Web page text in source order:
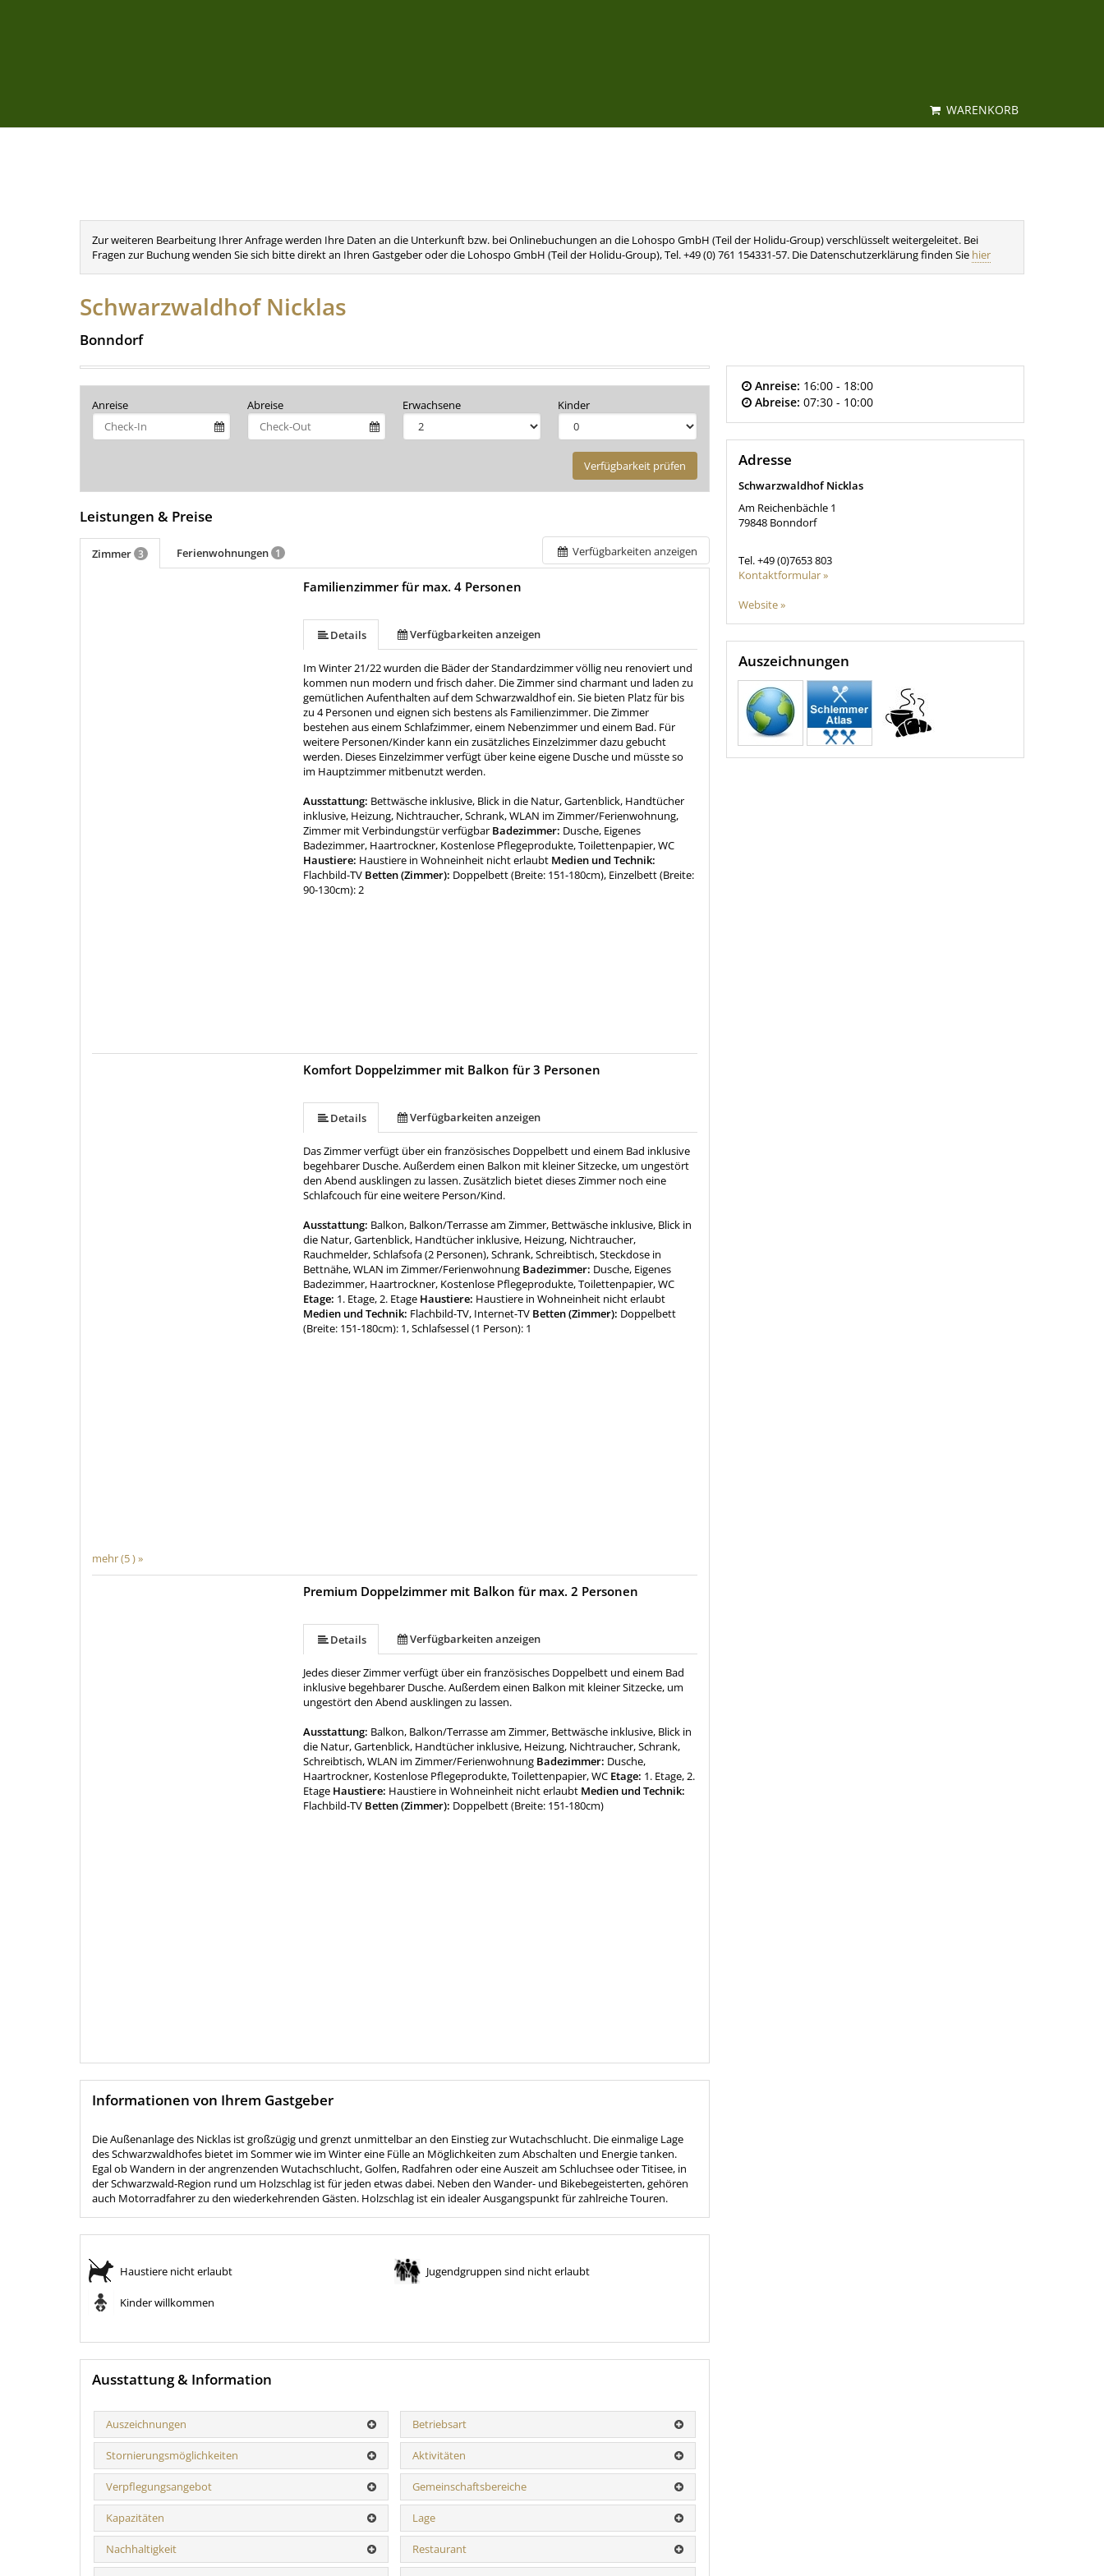
WARENKORB
Zur weiteren Bearbeitung Ihrer Anfrage werden Ihre Daten an die Unterkunft bzw. bei Onlinebuchungen an die Lohospo GmbH (Teil der Holidu-Group) verschlüsselt weitergeleitet. Bei
Fragen zur Buchung wenden Sie sich bitte direkt an Ihren Gastgeber oder die Lohospo GmbH (Teil der Holidu-Group), Tel. +49 (0) 761 154331-57. Die Datenschutzerklärung finden Sie hier
Schwarzwaldhof Nicklas
Bonndorf
Anreise Abreise Erwachsene Kinder
Verfügbarkeit prüfen
Verfügbarkeiten anzeigen
Leistungen & Preise
Zimmer 3 Ferienwohnungen 1
Familienzimmer für max. 4 Personen
Details Verfügbarkeiten anzeigen
Im Winter 21/22 wurden die Bäder der Standardzimmer völlig neu renoviert und
kommen nun modern und frisch daher. Die Zimmer sind charmant und laden zu
gemütlichen Aufenthalten auf dem Schwarzwaldhof ein. Sie bieten Platz für bis
zu 4 Personen und eignen sich bestens als Familienzimmer. Die Zimmer
bestehen aus einem Schlafzimmer, einem Nebenzimmer und einem Bad. Für
weitere Personen/Kinder kann ein zusätzliches Einzelzimmer dazu gebucht
werden. Dieses Einzelzimmer verfügt über keine eigene Dusche und müsste so
im Hauptzimmer mitbenutzt werden.
Ausstattung: Bettwäsche inklusive, Blick in die Natur, Gartenblick, Handtücher
inklusive, Heizung, Nichtraucher, Schrank, WLAN im Zimmer/Ferienwohnung,
Zimmer mit Verbindungstür verfügbar Badezimmer: Dusche, Eigenes
Badezimmer, Haartrockner, Kostenlose Pflegeprodukte, Toilettenpapier, WC
Haustiere: Haustiere in Wohneinheit nicht erlaubt Medien und Technik:
Flachbild-TV Betten (Zimmer): Doppelbett (Breite: 151-180cm), Einzelbett (Breite:
90-130cm): 2
mehr (5 ) »
Komfort Doppelzimmer mit Balkon für 3 Personen
Details Verfügbarkeiten anzeigen
Das Zimmer verfügt über ein französisches Doppelbett und einem Bad inklusive
begehbarer Dusche. Außerdem einen Balkon mit kleiner Sitzecke, um ungestört
den Abend ausklingen zu lassen. Zusätzlich bietet dieses Zimmer noch eine
Schlafcouch für eine weitere Person/Kind.
Ausstattung: Balkon, Balkon/Terrasse am Zimmer, Bettwäsche inklusive, Blick in
die Natur, Gartenblick, Handtücher inklusive, Heizung, Nichtraucher,
Rauchmelder, Schlafsofa (2 Personen), Schrank, Schreibtisch, Steckdose in
Bettnähe, WLAN im Zimmer/Ferienwohnung Badezimmer: Dusche, Eigenes
Badezimmer, Haartrockner, Kostenlose Pflegeprodukte, Toilettenpapier, WC
Etage: 1. Etage, 2. Etage Haustiere: Haustiere in Wohneinheit nicht erlaubt
Medien und Technik: Flachbild-TV, Internet-TV Betten (Zimmer): Doppelbett
(Breite: 151-180cm): 1, Schlafsessel (1 Person): 1
Premium Doppelzimmer mit Balkon für max. 2 Personen
Details Verfügbarkeiten anzeigen
Jedes dieser Zimmer verfügt über ein französisches Doppelbett und einem Bad
inklusive begehbarer Dusche. Außerdem einen Balkon mit kleiner Sitzecke, um
ungestört den Abend ausklingen zu lassen.
Ausstattung: Balkon, Balkon/Terrasse am Zimmer, Bettwäsche inklusive, Blick in
die Natur, Gartenblick, Handtücher inklusive, Heizung, Nichtraucher, Schrank,
Schreibtisch, WLAN im Zimmer/Ferienwohnung Badezimmer: Dusche,
Haartrockner, Kostenlose Pflegeprodukte, Toilettenpapier, WC Etage: 1. Etage, 2.
Etage Haustiere: Haustiere in Wohneinheit nicht erlaubt Medien und Technik:
Flachbild-TV Betten (Zimmer): Doppelbett (Breite: 151-180cm)
Informationen von Ihrem Gastgeber
Die Außenanlage des Nicklas ist großzügig und grenzt unmittelbar an den Einstieg zur Wutachschlucht. Die einmalige Lage
des Schwarzwaldhofes bietet im Sommer wie im Winter eine Fülle an Möglichkeiten zum Abschalten und Energie tanken.
Egal ob Wandern in der angrenzenden Wutachschlucht, Golfen, Radfahren oder eine Auszeit am Schluchsee oder Titisee, in
der Schwarzwald-Region rund um Holzschlag ist für jeden etwas dabei. Neben den Wander- und Bikebegeisterten, gehören
auch Motorradfahrer zu den wiederkehrenden Gästen. Holzschlag ist ein idealer Ausgangspunkt für zahlreiche Touren.
Haustiere nicht erlaubt Jugendgruppen sind nicht erlaubt
Kinder willkommen
Ausstattung & Information
Auszeichnungen Betriebsart
Stornierungsmöglichkeiten Aktivitäten
Verpflegungsangebot Gemeinschaftsbereiche
Kapazitäten Lage
Nachhaltigkeit Restaurant
Anreise: 16:00 - 18:00
Abreise: 07:30 - 10:00
Adresse
Schwarzwaldhof Nicklas
Am Reichenbächle 1
79848 Bonndorf
Tel.+49 (0)7653 803
Kontaktformular »
Website »
Auszeichnungen